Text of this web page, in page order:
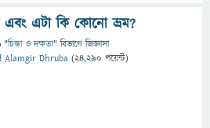
এবং এটা কি কোনো ভ্রম?
"চিন্তা ও দক্ষতা" বিভাগে জিজ্ঞাসা
Alamgir Dhruba (24,290 পয়েন্ট)